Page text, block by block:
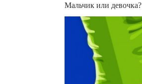
Мальчик или девочка?